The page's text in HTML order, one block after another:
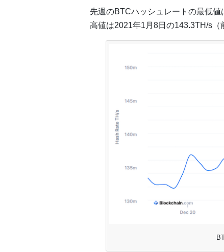
先週のBTCハッシュレートの最低
高値は2021年1月8日の143.3TH/s（